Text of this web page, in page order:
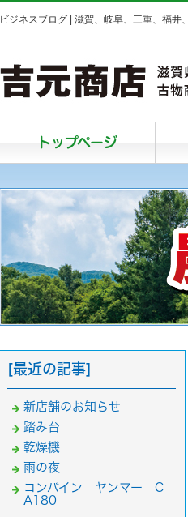
ビジネスブログ | 滋賀、岐阜、三重、福
トップページ
[最近の記事]
新店舗のお知らせ
踏み台
乾燥機
雨の夜
コンバイン ヤンマー C
A180